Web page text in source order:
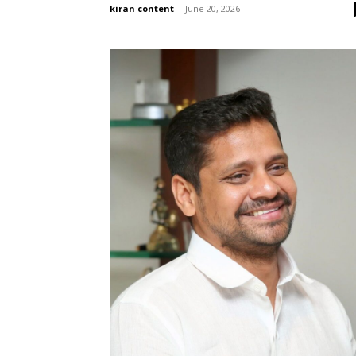
kiran content - June 20, 2026